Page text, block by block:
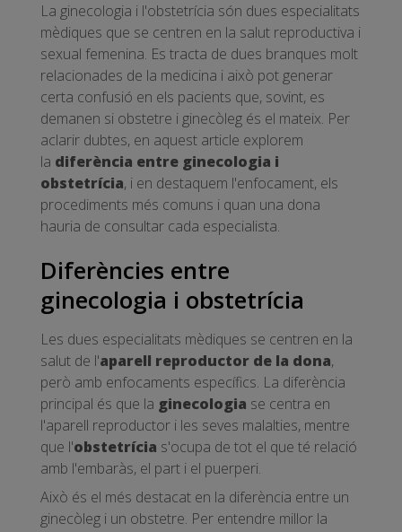
La ginecologia i l'obstetrícia són dues especialitats
mèdiques que se centren en la salut reproductiva i
sexual femenina. Es tracta de dues branques molt
relacionades de la medicina i això pot generar
certa confusió en els pacients que, sovint, es
demanen si obstetre i ginecòleg és el mateix. Per
aclarir dubtes, en aquest article explorem
la diferència entre ginecologia i
obstetrícia, i en destaquem l'enfocament, els
procediments més comuns i quan una dona
hauria de consultar cada especialista.
Diferències entre
ginecologia i obstetrícia
Les dues especialitats mèdiques se centren en la
salut de l'aparell reproductor de la dona,
però amb enfocaments específics. La diferència
principal és que la ginecologia se centra en
l'aparell reproductor i les seves malalties, mentre
que l'obstetrícia s'ocupa de tot el que té relació
amb l'embaràs, el part i el puerperi.
Això és el més destacat en la diferència entre un
ginecòleg i un obstetre. Per entendre millor la